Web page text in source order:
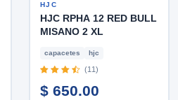
HJC
HJC RPHA 12 RED BULL
MISANO 2 XL
capacetes hjc
(11)
$ 650.00